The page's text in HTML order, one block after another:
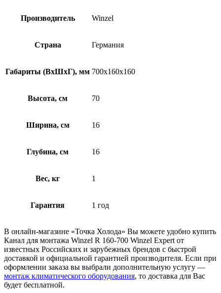
Производитель Winzel
Страна Германия
Габариты (ВхШхГ), мм 700х160х160
Высота, см 70
Ширина, см 16
Глубина, см 16
Вес, кг 1
Гарантия 1 год
В онлайн-магазине «Точка Холода» Вы можете удобно купить
Канал для монтажа Winzel R 160-700 Winzel Expert от
известных Российских и зарубежных брендов с быстрой
доставкой и официальной гарантией производителя. Если при
оформлении заказа вы выбрали дополнительную услугу —
монтаж климатического оборудования, то доставка для Вас
будет бесплатной.